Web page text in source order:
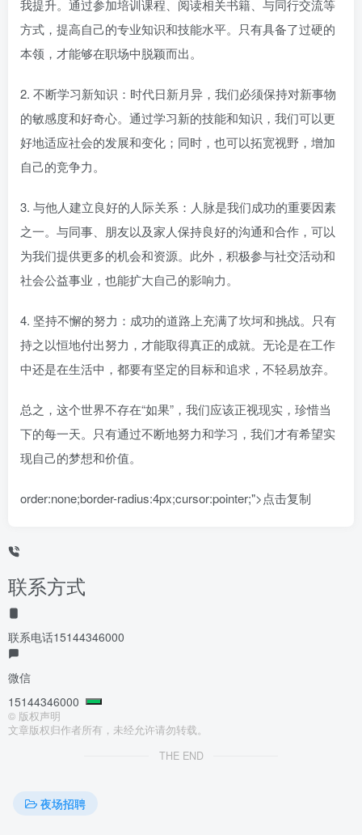
我提升。通过参加培训课程、阅读相关书籍、与同行交流等
方式，提高自己的专业知识和技能水平。只有具备了过硬的
本领，才能够在职场中脱颖而出。
2. 不断学习新知识：时代日新月异，我们必须保持对新事物
的敏感度和好奇心。通过学习新的技能和知识，我们可以更
好地适应社会的发展和变化；同时，也可以拓宽视野，增加
自己的竞争力。
3. 与他人建立良好的人际关系：人脉是我们成功的重要因素
之一。与同事、朋友以及家人保持良好的沟通和合作，可以
为我们提供更多的机会和资源。此外，积极参与社交活动和
社会公益事业，也能扩大自己的影响力。
4. 坚持不懈的努力：成功的道路上充满了坎坷和挑战。只有
持之以恒地付出努力，才能取得真正的成就。无论是在工作
中还是在生活中，都要有坚定的目标和追求，不轻易放弃。
总之，这个世界不存在“如果”，我们应该正视现实，珍惜当
下的每一天。只有通过不断地努力和学习，我们才有希望实
现自己的梦想和价值。
order:none;border-radius:4px;cursor:pointer;">点击复制
联系方式
联系电话15144346000
微信
15144346000
© 版权声明
文章版权归作者所有，未经允许请勿转载。
THE END
夜场招聘